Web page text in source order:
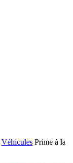
Véhicules Prime à la